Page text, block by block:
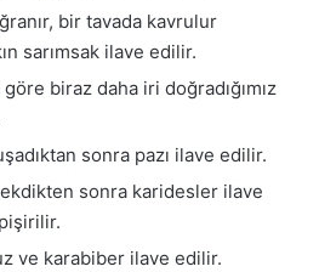
bir tavada kavrulur
sarımsak ilave edilir.
biraz daha iri doğradığımız
sonra pazı ilave edilir.
sonra karidesler ilave
ve karabiber ilave edilir.